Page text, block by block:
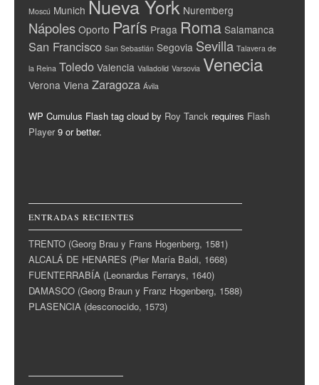
Moscú Munich Nueva York Nuremberg
Nápoles Oporto París Praga Roma Salamanca
San Francisco San Sebastián Segovia Sevilla Talavera de
la Reina Toledo Valencia Valladolid Varsovia Venecia
Verona Viena Zaragoza Ávila
WP Cumulus Flash tag cloud by Roy Tanck requires Flash
Player9 or better.
ENTRADAS RECIENTES
TRENTO (Georg Brau y Frans Hogenberg, 1581)
ALCALÁ DE HENARES (Pier María Baldi, 1668)
FUENTERRABÍA (Leonardus Ferrarys, 1640)
DAMASCO (Georg Braun y Franz Hogenberg, 1588)
PLASENCIA (desconocido, 1573)